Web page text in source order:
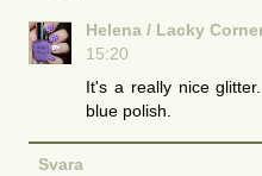
Helena / Lacky
15:20
It's a really nice
blue polish.
Svara